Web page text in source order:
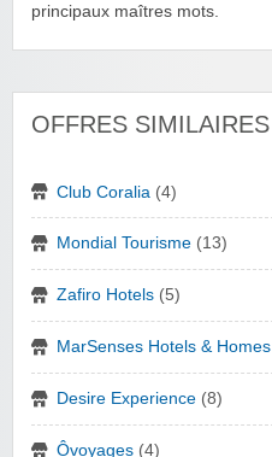
principaux maîtres mots.
OFFRES SIMILAIRES
Club Coralia (4)
Mondial Tourisme (13)
Zafiro Hotels (5)
MarSenses Hotels & Homes
Desire Experience (8)
Ôvoyages (4)